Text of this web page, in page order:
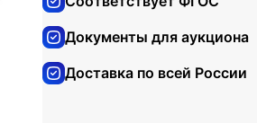
Документы для аукциона
Доставка по всей России